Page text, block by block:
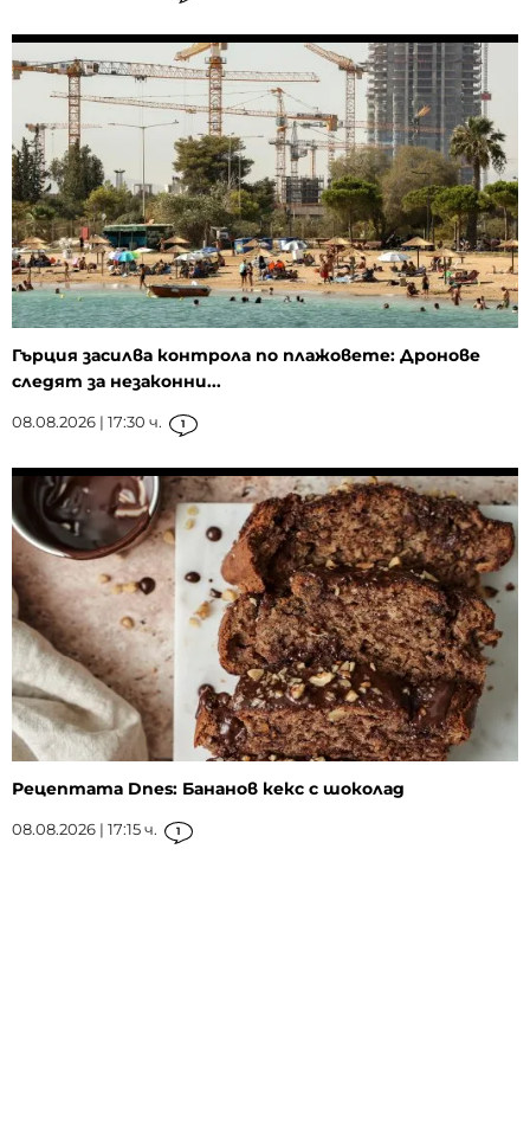
Гърция засилва контрола по плажовете: Дронове
следят за незаконни...
08.08.2026 | 17:30 ч. 1
Рецептата Dnes: Бананов кекс с шоколад
08.08.2026 | 17:15 ч. 1